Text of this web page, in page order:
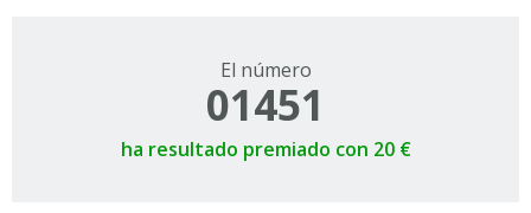
El número
01451
ha resultado premiado con 20 €